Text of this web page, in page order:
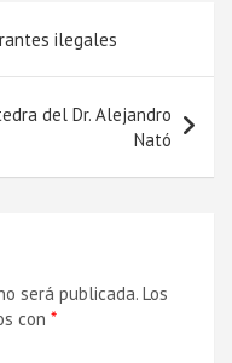
ilegales
del Dr. Alejandro
Nató
será publicada. Los
con *